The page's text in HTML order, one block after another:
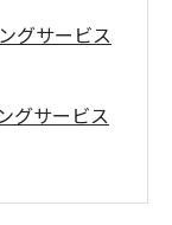
グサービス
グサービス
は
方